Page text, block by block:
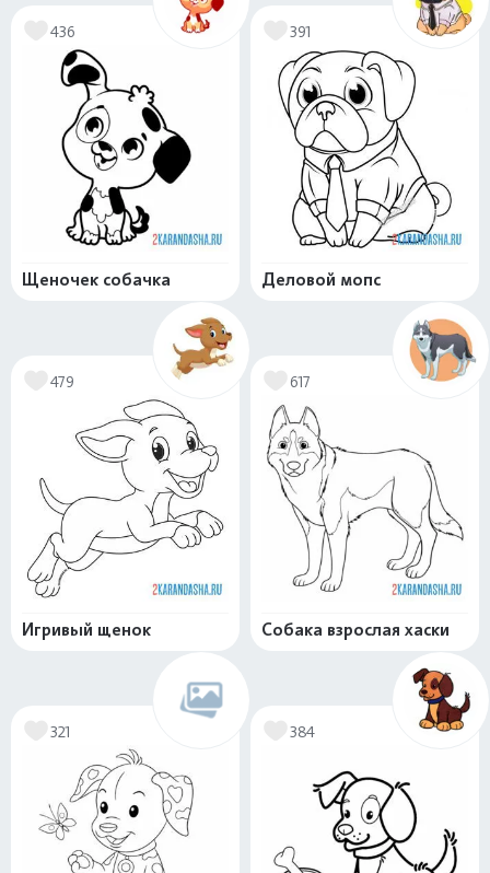
436
Щеночек собачка
391
Деловой мопс
479
Игривый щенок
617
Собака взрослая хаски
321 384